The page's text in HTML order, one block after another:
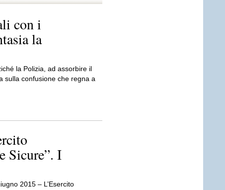
con i
la
la Polizia, ad assorbire il
sulla confusione che regna a
Sicure”. I
2015 – L’Esercito